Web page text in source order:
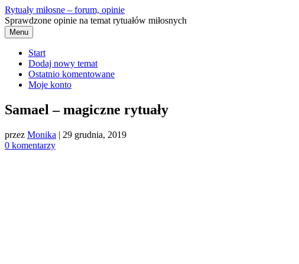
Przejdź
do
treści
Rytuały miłosne – forum, opinie
Sprawdzone opinie na temat rytuałów miłosnych
Menu
Start
Dodaj nowy temat
Ostatnio komentowane
Moje konto
Samael – magiczne rytuały
przez Monika | 29 grudnia, 2019
0 komentarzy